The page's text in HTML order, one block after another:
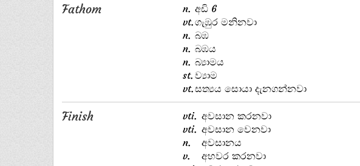
Fathom n. අඩි 6
vt.ගැඹුර මනිනවා
n. බඹ
n. බඹය
n. බ්‍යාමය
st. ව්‍යාම
vt.සත්‍යය සොයා දැනගන්නවා
Finish vti. අවසාන කරනවා
vti. අවසාන වෙනවා
n.
අවසානය
v.
අහවර කරනවා